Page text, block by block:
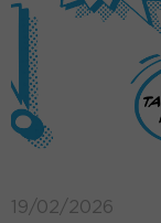
19/02/2026